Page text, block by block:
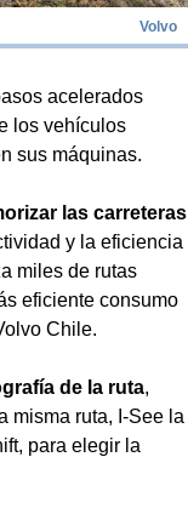
Volvo
acelerados
los vehículos
sus máquinas.
las carreteras
y la eficiencia
miles de rutas
eficiente consumo
Chile.
de la ruta,
misma ruta, I-See la
para elegir la